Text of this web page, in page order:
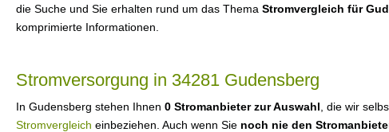
die Suche und Sie erhalten rund um das Thema Stromvergleich für
komprimierte Informationen.
Stromversorgung in 34281 Gudensberg
In Gudensberg stehen Ihnen 0 Stromanbieter zur Auswahl , die wir
Stromvergleich einbeziehen. Auch wenn Sie noch nie den